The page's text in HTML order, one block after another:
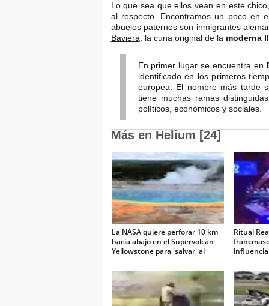
Lo que sea que ellos vean en este
al respecto. Encontramos un poco en
abuelos paternos son inmigrantes
Baviera , la cuna original de la moderna
En primer lugar se encuentra en
identificado en los primeros
europea. El nombre más tarde
tiene muchas ramas
políticos, económicos y sociales.
Más en Helium [24]
La NASA quiere perforar 10 km
hacia abajo en el Supervolcán
Yellowstone para 'salvar' al
Ritual
influencia